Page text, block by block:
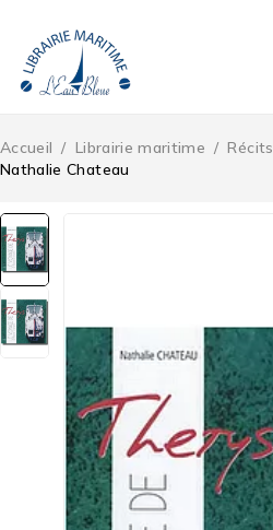
Accueil / Librairie maritime / Récits
Nathalie Chateau